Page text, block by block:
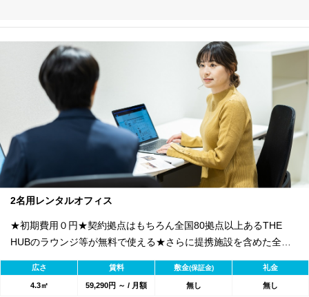
2名用レンタルオフィス
★初期費用０円★契約拠点はもちろん全国80拠点以上あるTHE
HUBのラウンジ等が無料で使える★さらに提携施設を含めた全
1800のワークスペースが利用可能★
広さ 賃料 敷金(保証金) 礼金
4.3㎡ 59,290円 ～ / 月額 無し 無し